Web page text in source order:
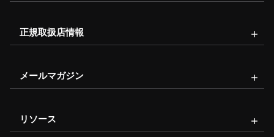
正規取扱店情報
メールマガジン
リソース